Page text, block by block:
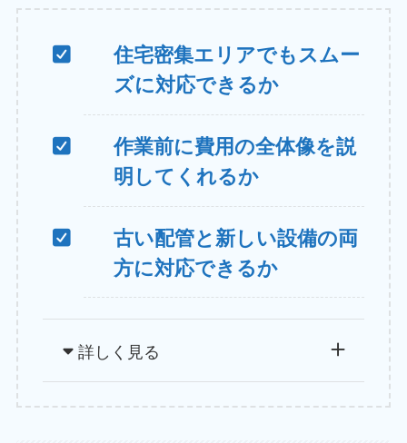
住宅密集エリアでもスムー
ズに対応できるか
作業前に費用の全体像を説
明してくれるか
古い配管と新しい設備の両
方に対応できるか
詳しく見る